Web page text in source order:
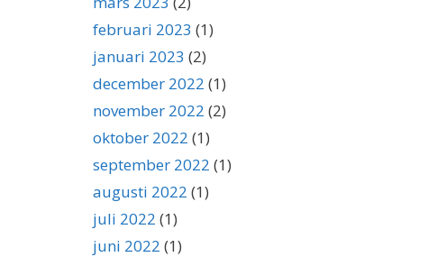
februari 2023 (1)
januari 2023 (2)
december 2022 (1)
november 2022 (2)
oktober 2022 (1)
september 2022 (1)
augusti 2022 (1)
juli 2022 (1)
juni 2022 (1)